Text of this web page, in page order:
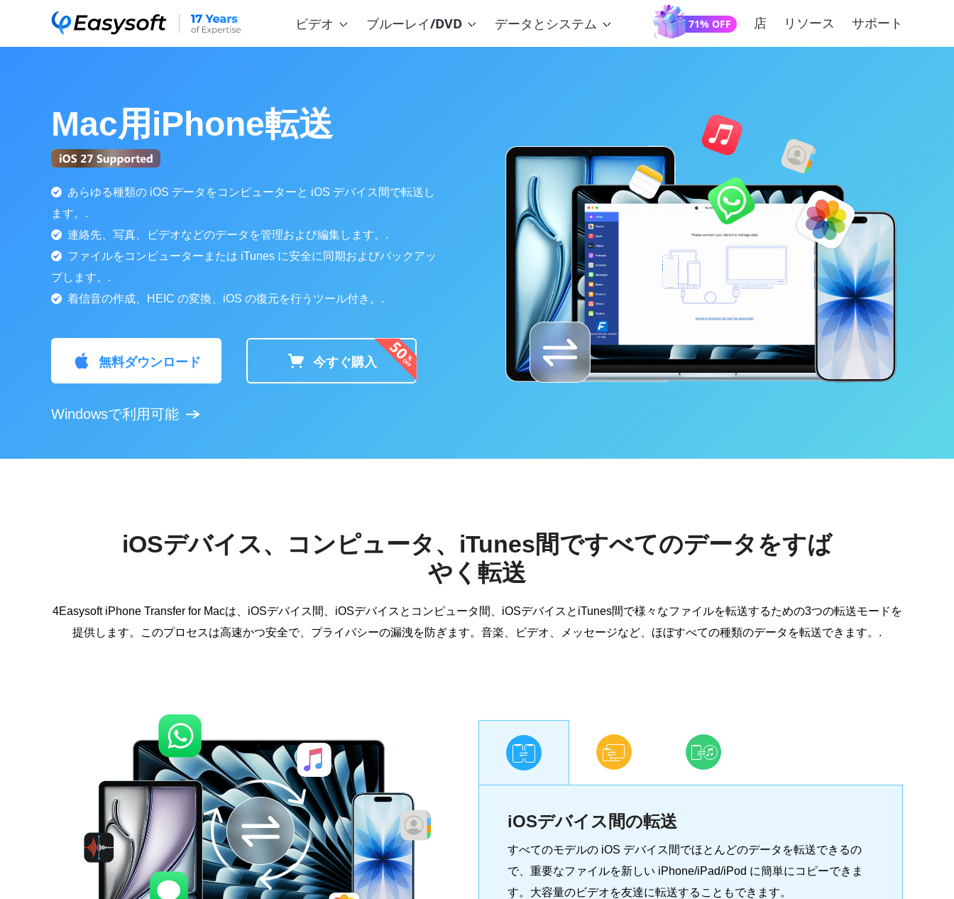
ビデオ ブルーレイ/DVD データとシステム 71% OFF 店 リソース サポート
Mac用iPhone転送
あらゆる種類の iOS データをコンピューターと iOS デバイス間で転送し
ます。.
連絡先、写真、ビデオなどのデータを管理および編集します。.
ファイルをコンピューターまたは iTunes に安全に同期およびバックアッ
プします。.
着信音の作成、HEIC の変換、iOS の復元を行うツール付き。.
無料ダウンロード 今すぐ購入
Windowsで利用可能
iOSデバイス、コンピュータ、iTunes間ですべてのデータをすば
やく転送
4Easysoft iPhone Transfer for Macは、iOSデバイス間、iOSデバイスとコンピュータ間、iOSデバイスとiTunes間で様々なファイルを転送するための3つの転送モードを
提供します。このプロセスは高速かつ安全で、プライバシーの漏洩を防ぎます。音楽、ビデオ、メッセージなど、ほぼすべての種類のデータを転送できます。.
iOSデバイス間の転送
すべてのモデルの iOS デバイス間でほとんどのデータを転送できるの
で、重要なファイルを新しい iPhone/iPad/iPod に簡単にコピーできま
す。大容量のビデオを友達に転送することもできます。